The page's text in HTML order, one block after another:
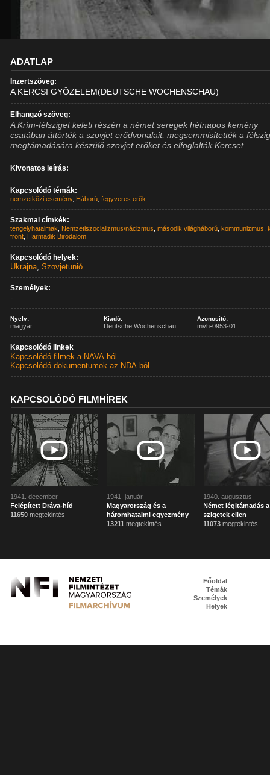
ADATLAP
Inzertszöveg:
A KERCSI GYŐZELEM(DEUTSCHE WOCHENSCHAU)
Elhangzó szöveg:
A Krím-félsziget keleti részén a német seregek hétnapos kemény
csatában áttörték a szovjet erődvonalait, megsemmisítették a
megtámadására készülő szovjet erőket és elfoglalták Kercset.
Kivonatos leírás:
Kapcsolódó témák:
nemzetközi esemény, Háború ,fegyveres erők
Szakmai címkék:
tengelyhatalmak
Nemzetiszocializmus/nácizmus ,második világháború ,kommunizmus ,
front Harmadik Birodalom
Kapcsolódó helyek:
Ukrajna,Szovjetunió
Személyek:
-
Nyelv:
magyar
Kiadó:
Deutsche Wochenschau
Azonosító:
mvh-0953-01
Kapcsolódó linkek
Kapcsolódó filmek a NAVA-ból
Kapcsolódó dokumentumok az NDA-ból
KAPCSOLÓDÓ FILMHÍREK
1941. december
Felépített Dráva-híd
11650 megtekintés
1941. január
Magyarország és a
háromhatalmi egyezmény
13211 megtekintés
1940. augusztus
Német légitámadás
szigetek ellen
11073 megtekintés
Főoldal
Témák
Személyek
Helyek